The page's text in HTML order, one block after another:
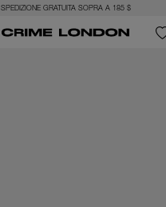
SPEDIZIONE GRATUITA SOPRA A 185 $